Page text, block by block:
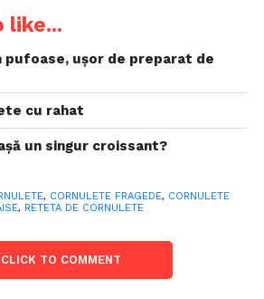
like...
pufoase, ușor de preparat de
cu rahat
un singur croissant?
, CORNULETE FRAGEDE, CORNULETE
, RETETA DE CORNULETE
CLICK TO COMMENT